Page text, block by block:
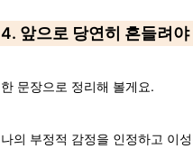
4. 앞으로 당연히 흔들려야
한 문장으로 정리해 볼게요.
나의 부정적 감정을 인정하고 이